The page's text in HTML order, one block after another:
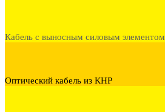
Кабель с выносным силовым элементом
Оптический кабель из КНР